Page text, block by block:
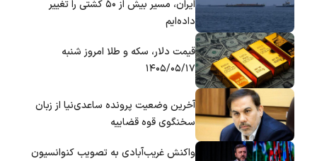
ایران، مسیر بیش از ۵۰ کشتی را تغییر
داده‌ایم
قیمت دلار، سکه و طلا امروز شنبه
۱۴۰۵/۰۵/۱۷
آخرین وضعیت پرونده ساعدی‌نیا از زبان
سخنگوی قوه قضاییه
واکنش غریب‌آبادی به تصویب کنوانسیون